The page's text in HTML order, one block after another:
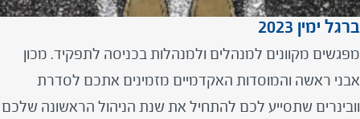
ברגל ימין 2023
מפגשים מקוונים למנהלים ולמנהלות בכניסה לתפקיד. מכון
אבני ראשה והמוסדות האקדמיים מזמינים אתכם לסדרת
וובינרים שתסייע לכם להתחיל את שנת הניהול הראשונה שלכם